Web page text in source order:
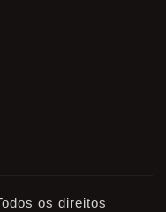
os direitos